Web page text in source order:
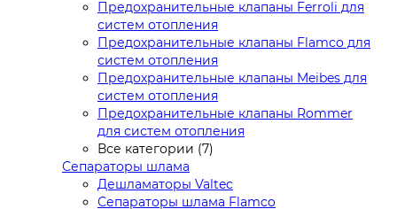
Предохранительные клапаны Ferroli для
систем отопления
Предохранительные клапаны Flamco для
систем отопления
Предохранительные клапаны Meibes для
систем отопления
Предохранительные клапаны Rommer
для систем отопления
Все категории (7)
Сепараторы шлама
Дешламаторы Valtec
Сепараторы шлама Flamco